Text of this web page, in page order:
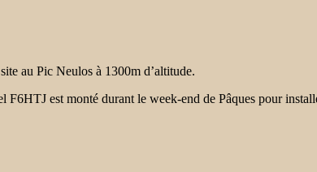
au Pic Neulos à 1300m d’altitude.
est monté durant le week-end de Pâques pour